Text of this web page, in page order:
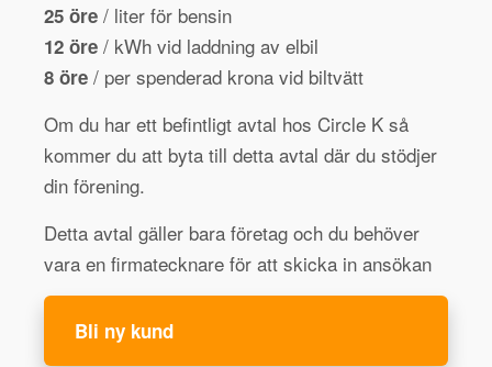
25 öre / liter för bensin
12 öre / kWh vid laddning av elbil
8 öre / per spenderad krona vid biltvätt
Om du har ett befintligt avtal hos Circle K så
kommer du att byta till detta avtal där du stödjer
din förening.
Detta avtal gäller bara företag och du behöver
vara en firmatecknare för att skicka in ansökan
Bli ny kund